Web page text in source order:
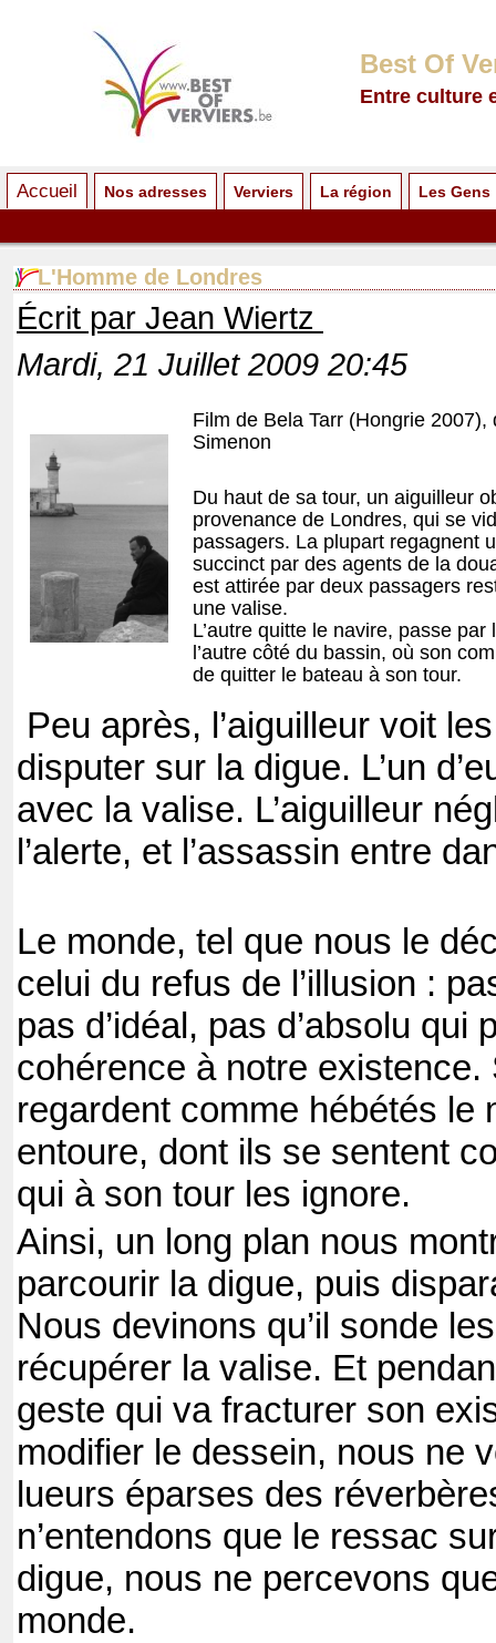
Best Of
Entre culture
Accueil Nos adresses Verviers La région Les Gens
L'Homme de Londres
Écrit par Jean Wiertz
Mardi, 21 Juillet 2009 20:45
Film de Bela Tarr (Hongrie 2007),
Simenon
Du haut de sa tour, un aiguilleur
provenance de Londres, qui se
passagers. La plupart regagnent
succinct par des agents de la
est attirée par deux passagers
une valise.
L’autre quitte le navire, passe
l’autre côté du bassin, où son
de quitter le bateau à son tour.
Peu après, l’aiguilleur voit
disputer sur la digue. L’un
avec la valise. L’aiguilleur
l’alerte, et l’assassin entre
Le monde, tel que nous le
celui du refus de l’illusion :
pas d’idéal, pas d’absolu qui
cohérence à notre
regardent comme hébétés le
entoure, dont ils se sentent
qui à son tour les ignore.
Ainsi, un long plan nous
parcourir la digue, puis
Nous devinons qu’il sonde
récupérer la valise. Et
geste qui va fracturer son
modifier le dessein, nous ne
lueurs éparses des
n’entendons que le ressac
digue, nous ne percevons
monde.